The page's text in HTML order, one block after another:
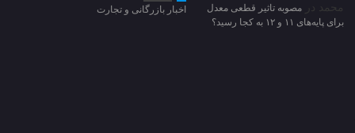
محمد درمصوبه تاثیر قطعی معدل
برای پایه‌های ۱۱ و ۱۲ به کجا رسید؟
اخبار بازرگانی و تجارت